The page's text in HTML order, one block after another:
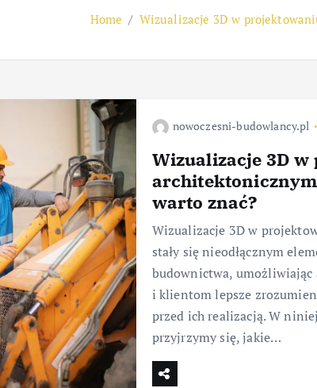
Home Wizualizacje 3D w
nowoczesni-budowlancy.pl
Wizualizacje 3D
warto znać?
Wizualizacje 3D w
stały się nieodłącznym
budownictwa,
i klientom lepsze
przed ich realizacją. W
przyjrzymy się, jakie…